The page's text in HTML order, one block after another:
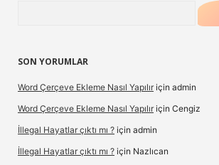
SON YORUMLAR
Word Çerçeve Ekleme Nasıl Yapılır için admin
Word Çerçeve Ekleme Nasıl Yapılır için Cengiz
İllegal Hayatlar çıktı mı ? için admin
İllegal Hayatlar çıktı mı ? için Nazlıcan